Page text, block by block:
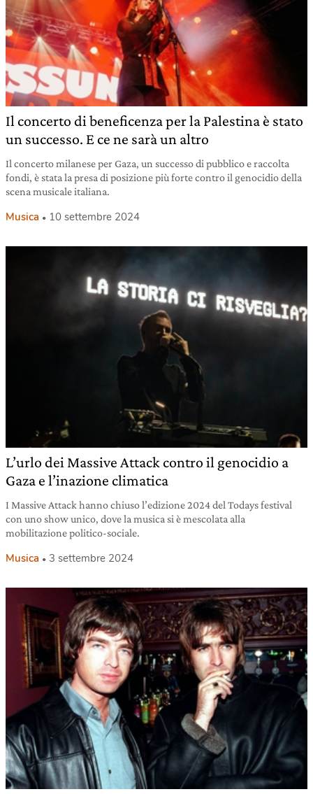
Il concerto di beneficenza per la Palestina è stato
un successo. E ce ne sarà un altro
Il concerto milanese per Gaza, un successo di pubblico e raccolta
fondi, è stata la presa di posizione più forte contro il genocidio della
scena musicale italiana.
Musica 10 settembre 2024
L’urlo dei Massive Attack contro il genocidio a
Gaza e l’inazione climatica
I Massive Attack hanno chiuso l’edizione 2024 del Todays festival
con uno show unico, dove la musica si è mescolata alla
mobilitazione politico-sociale.
Musica 3 settembre 2024